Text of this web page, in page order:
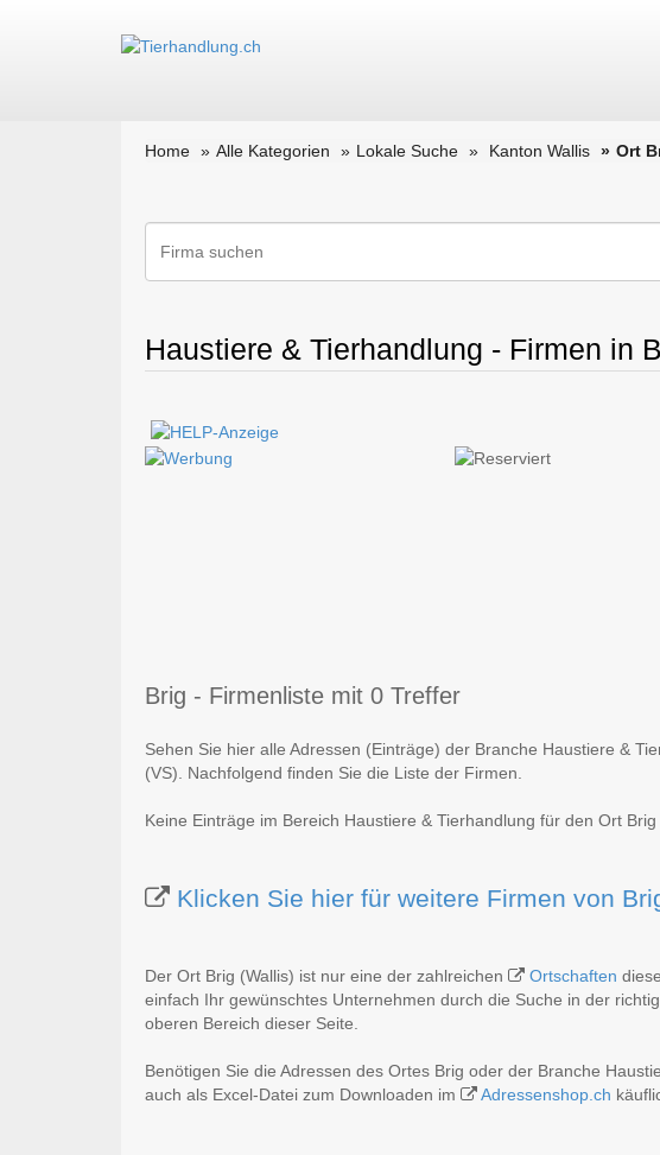
Home Alle Kategorien Lokale Suche Kanton Wallis Ort
Haustiere & Tierhandlung - Firmen in
Brig - Firmenliste mit 0 Treffer
Sehen Sie hier alle Adressen (Einträge) der Branche Haustiere &
(VS). Nachfolgend finden Sie die Liste der Firmen.
Keine Einträge im Bereich Haustiere & Tierhandlung für den Ort Brig
Klicken Sie hier für weitere Firmen von
Der Ort Brig (Wallis) ist nur eine der zahlreichen Ortschaften
einfach Ihr gewünschtes Unternehmen durch die Suche in der
oberen Bereich dieser Seite.
Benötigen Sie die Adressen des Ortes Brig oder der Branche
auch als Excel-Datei zum Downloaden im
Adressenshop.ch